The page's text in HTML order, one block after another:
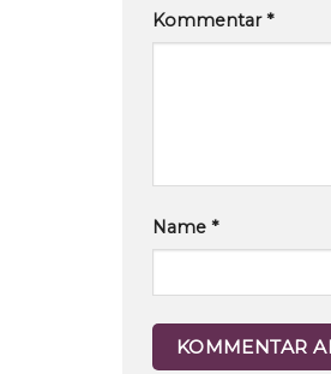
Kommentar*
Name *